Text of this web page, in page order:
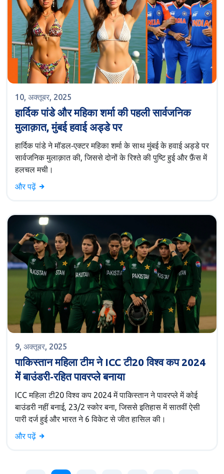
10, अक्तूबर, 2025
हार्दिक पांडे और महिका शर्मा की पहली सार्वजनिक
मुलाक़ात, मुंबई हवाई अड्डे पर
हार्दिक पांडे ने मॉडल‑एक्टर महिका शर्मा के साथ मुंबई के हवाई अड्डे पर
सार्वजनिक मुलाक़ात की, जिससे दोनों के रिश्ते की पुष्टि हुई और फ़ैंस में
हलचल मची।
और पढ़ें
9, अक्तूबर, 2025
पाकिस्तान महिला टीम ने ICC टी20 विश्व कप 2024
में बाउंडरी‑रहित पावरप्ले बनाया
ICC महिला टी20 विश्व कप 2024 में पाकिस्तान ने पावरप्ले में कोई
बाउंडरी नहीं बनाई, 23/2 स्कोर बना, जिससे इतिहास में सातवीं ऐसी
पारी दर्ज हुई और भारत ने 6 विकेट से जीत हासिल की।
और पढ़ें